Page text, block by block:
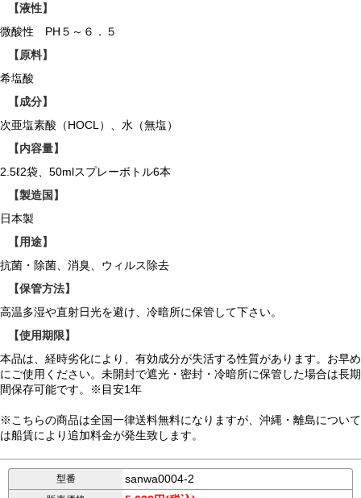
【液性】
微酸性 PH５～６．５
【原料】
希塩酸
【成分】
次亜塩素酸（HOCL）、水（無塩）
【内容量】
2.5ℓ2袋、50mlスプレーボトル6本
【製造国】
日本製
【用途】
抗菌・除菌、消臭、ウィルス除去
【保管方法】
高温多湿や直射日光を避け、冷暗所に保管して下さい。
【使用期限】
本品は、経時劣化により、有効成分が失活する性質があります。お早め
にご使用ください。未開封で遮光・密封・冷暗所に保管した場合は長期
間保存可能です。※目安1年
※こちらの商品は全国一律送料無料になりますが、沖縄・離島について
は船賃により追加料金が発生致します。
型番 sanwa0004-2